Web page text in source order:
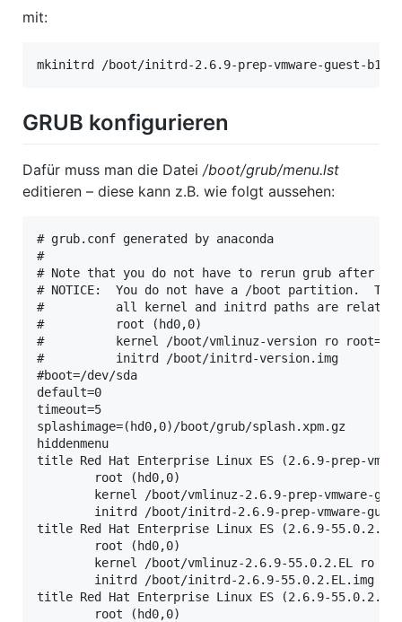
mit:
mkinitrd /boot/initrd-2.6.9-prep-vmware-guest-
GRUB konfigurieren
Dafür muss man die Datei /boot/grub/menu.lst
editieren – diese kann z.B. wie folgt aussehen:
# grub.conf generated by anaconda
#
# Note that you do not have to rerun grub after
# NOTICE:  You do not have a /boot partition.
#          all kernel and initrd paths are
#          root (hd0,0)
#          kernel /boot/vmlinuz-version ro root=/
#          initrd /boot/initrd-version.img
#boot=/dev/sda
default=0
timeout=5
splashimage=(hd0,0)/boot/grub/splash.xpm.gz
hiddenmenu
title Red Hat Enterprise Linux ES (2.6.9-prep-
        root (hd0,0)
kernel /boot/vmlinuz-2.6.9-prep-vmware-
initrd /boot/initrd-2.6.9-prep-vmware-
title Red Hat Enterprise Linux ES (2.6.9-55.0.2.EL)
        root (hd0,0)
kernel /boot/vmlinuz-2.6.9-55.0.2.EL ro
        initrd /boot/initrd-2.6.9-55.0.2.EL.img
title Red Hat Enterprise Linux ES (2.6.9-
        root (hd0,0)